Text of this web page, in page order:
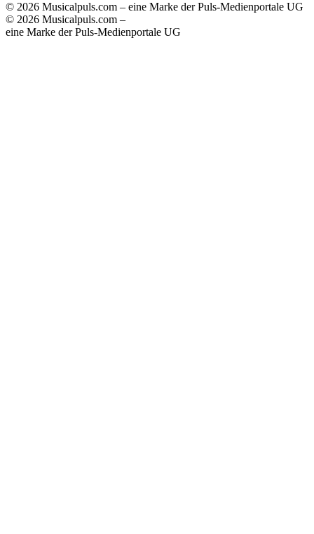
© 2026 Musicalpuls.com – eine Marke der Puls-Medienportale UG
© 2026 Musicalpuls.com –
eine Marke der Puls-Medienportale UG